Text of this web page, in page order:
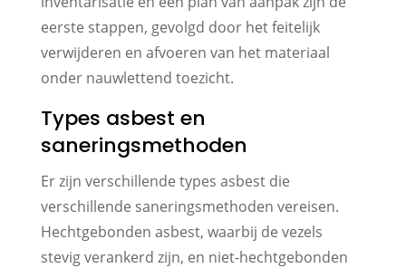
eerste stappen, gevolgd door het feitelijk
verwijderen en afvoeren van het materiaal
onder nauwlettend toezicht.
Types asbest en
saneringsmethoden
Er zijn verschillende types asbest die
verschillende saneringsmethoden vereisen.
Hechtgebonden asbest, waarbij de vezels
stevig verankerd zijn, en niet-hechtgebonden